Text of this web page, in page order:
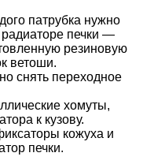
патрубка нужно
радиаторе печки —
резиновую
ветоши.
снять переходное
хомуты,
к кузову.
кожуха и
печки.